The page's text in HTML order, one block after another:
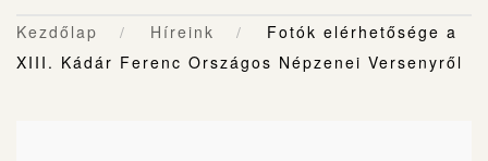
Kezdőlap Híreink
Fotók elérhetősége a
XIII. Kádár Ferenc Országos Népzenei Versenyről